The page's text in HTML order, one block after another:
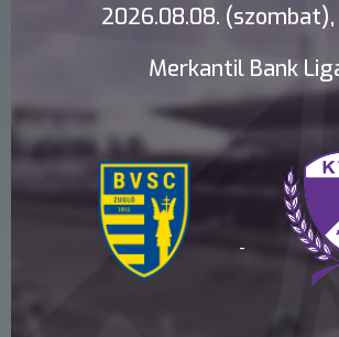
2026.08.08. (szombat),
Merkantil Bank
-